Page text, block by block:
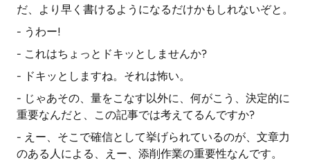
だ、より早く書けるようになるだけかもしれないぞと。
- うわー!
- これはちょっとドキッとしませんか?
- ドキッとしますね。それは怖い。
- じゃあその、量をこなす以外に、何がこう、決定的に
重要なんだと、この記事では考えてるんですか?
- えー、そこで確信として挙げられているのが、文章力
のある人による、えー、添削作業の重要性なんです。